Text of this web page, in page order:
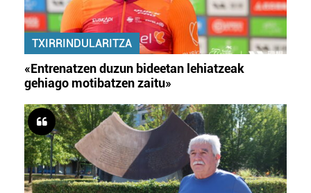
TXIRRINDULARITZA
«Entrenatzen duzun bideetan lehiatzeak
gehiago motibatzen zaitu»